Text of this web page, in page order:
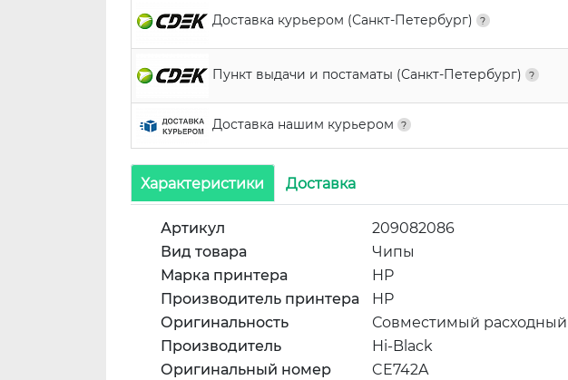
Доставка курьером (Санкт-Петербург)
Пункт выдачи и постаматы (Санкт-Петербург)
Доставка нашим курьером
Характеристики Доставка
Артикул
209082086
Вид товара
Чипы
Марка принтера
HP
Производитель принтера
HP
Оригинальность
Совместимый расходный
Производитель
Hi-Black
Оригинальный номер
CE742A